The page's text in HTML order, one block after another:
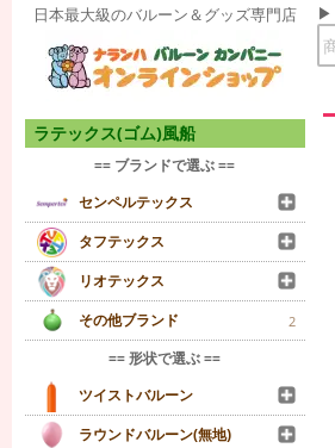
日本最大級のバルーン＆グッズ専門店
ラテックス(ゴム)風船
== ブランドで選ぶ ==
センペルテックス
タフテックス
リオテックス
その他ブランド
2
== 形状で選ぶ ==
ツイストバルーン
ラウンドバルーン(無地)